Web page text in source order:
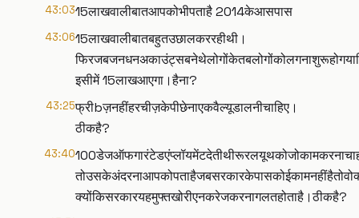
43:0315लाखवालीबातआपकोभीपताहै 2014केआसपास
43:0615लाखवालीबातबहुतउछालकररहीथी।
इसीमें 15लाखआएगा।हैना?
43:25फ्रीbज़नहींहरचीज़केपीछेनाएकवैल्यूडालनीचाहिए।
ठीकहै?
43:40
क्योंकिसरकारयहमुफ्तखोरीएनकरेजकरनागलतहोताहै।ठीकहै?